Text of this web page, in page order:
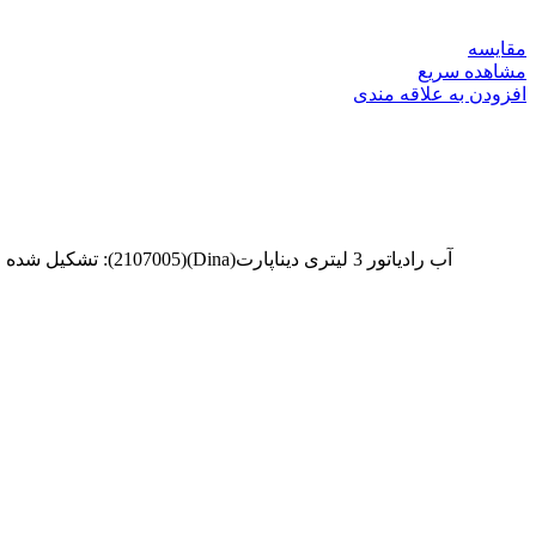
مقایسه
مشاهده سریع
افزودن به علاقه مندی
آب رادیاتور 3 لیتری دیناپارت(Dina)(2107005): تشکیل شده از مواد اولیه پروپیلن گلیکول، آب، اتیلن، ارتیو و موادهای افزودنی دیگر فاقد ناخالصی هایی چون نمک های محلول در آب و رسوبات